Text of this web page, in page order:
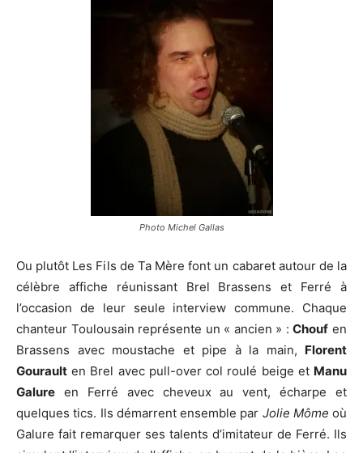
Photo Michel Gallas
Ou plutôt Les Fils de Ta Mère font un cabaret autour de la
célèbre affiche réunissant Brel Brassens et Ferré à
l’occasion de leur seule interview commune. Chaque
chanteur Toulousain représente un « ancien » :Chouf en
Brassens avec moustache et pipe à la main, Florent
Gourault en Brel avec pull-over col roulé beige et Manu
Galure en Ferré avec cheveux au vent, écharpe et
quelques tics. Ils démarrent ensemble par Jolie Môme où
Galure fait remarquer ses talents d’imitateur de Ferré. Ils